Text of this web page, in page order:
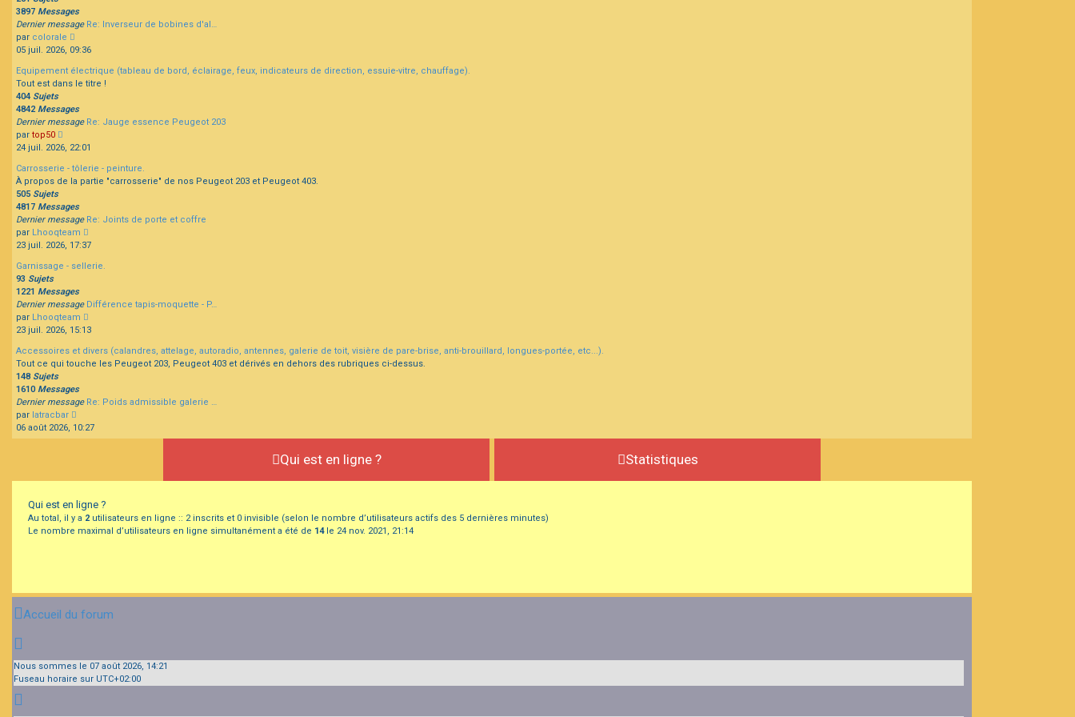
3897 Messages
Dernier message Re: Inverseur de bobines d'al…
par colorale
le
message
05 juil. 2026, 09:36
Equipement électrique (tableau de bord, éclairage, feux, indicateurs de direction, essuie-vitre, chauffage).
Tout est dans le titre !
404 Sujets
4842Messages
Dernier message Re: Jauge essence Peugeot 203
par top50
le
message
24 juil. 2026, 22:01
Carrosserie - tôlerie - peinture.
À propos de la partie "carrosserie" de nos Peugeot 203 et Peugeot 403.
505 Sujets
4817 Messages
Dernier message Re: Joints de porte et coffre
par Lhooqteam
le
message
23 juil. 2026, 17:37
Garnissage - sellerie.
93 Sujets
1221 Messages
Dernier message Différence tapis-moquette - P…
par Lhooqteam
le
message
23 juil. 2026, 15:13
Accessoires et divers (calandres, attelage, autoradio, antennes, galerie de toit, visière de pare-brise, anti-brouillard, longues-portée, etc...).
Tout ce qui touche les Peugeot 203, Peugeot 403 et dérivés en dehors des rubriques ci-dessus.
148 Sujets
1610Messages
Dernier message Re: Poids admissible galerie …
par latracbar
le
dernier
06 août 2026, 10:27
Qui est en ligne ? Statistiques
Qui est en ligne ?
Au total, il y a 2 utilisateurs en ligne :: 2 inscrits et 0 invisible (selon le nombre d’utilisateurs actifs des 5 dernières minutes)
Le nombre maximal d’utilisateurs en ligne simultanément a été de 14le 24 nov. 2021, 21:14
Accueil du forum
Nous sommes le 07 août 2026, 14:21
Fuseau horaire sur UTC+02:00